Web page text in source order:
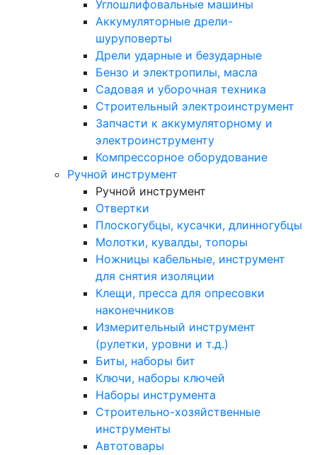
Углошлифовальные машины
Аккумуляторные дрели-
шуруповерты
Дрели ударные и безударные
Бензо и электропилы, масла
Садовая и уборочная техника
Строительный электроинструмент
Запчасти к аккумуляторному и
электроинструменту
Компрессорное оборудование
Ручной инструмент
Ручной инструмент
Отвертки
Плоскогубцы, кусачки, длинногубцы
Молотки, кувалды, топоры
Ножницы кабельные, инструмент
для снятия изоляции
Клещи, пресса для опресовки
наконечников
Измерительный инструмент
(рулетки, уровни и т.д.)
Биты, наборы бит
Ключи, наборы ключей
Наборы инструмента
Строительно-хозяйственные
инструменты
Автотовары